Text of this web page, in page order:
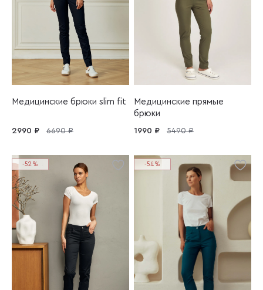
Медицинские брюки slim fit
2990 ₽ 6690 ₽
Медицинские прямые
брюки
1990 ₽ 5490 ₽
-52% -54%